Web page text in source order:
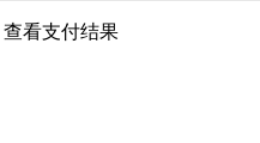
查看支付结果